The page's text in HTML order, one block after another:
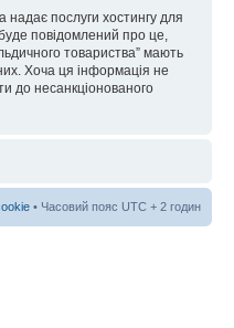
надає послуги хостингу для
повідомлений про це,
товариства” мають
Хоча ця інформація не
до несанкціонованого
• Часовий пояс UTC + 2 годин